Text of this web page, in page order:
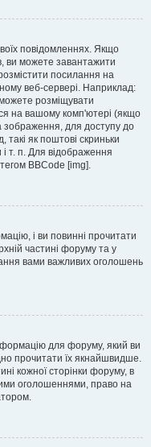
повідомленнях. Якщо
ви можете завантажити
посилання на
веб-сервері. Наприклад:
розміщувати
на вашому комп'ютері (якщо
зображення, для доступу до
такі як поштові скриньки
т. п. Для відображення
BBCode [img].
і ви повинні прочитати
частині форуму та у
вами важливих оголошень
для форуму, який ви
прочитати їх якнайшвидше.
кожної сторінки форуму, в
оголошеннями, право на